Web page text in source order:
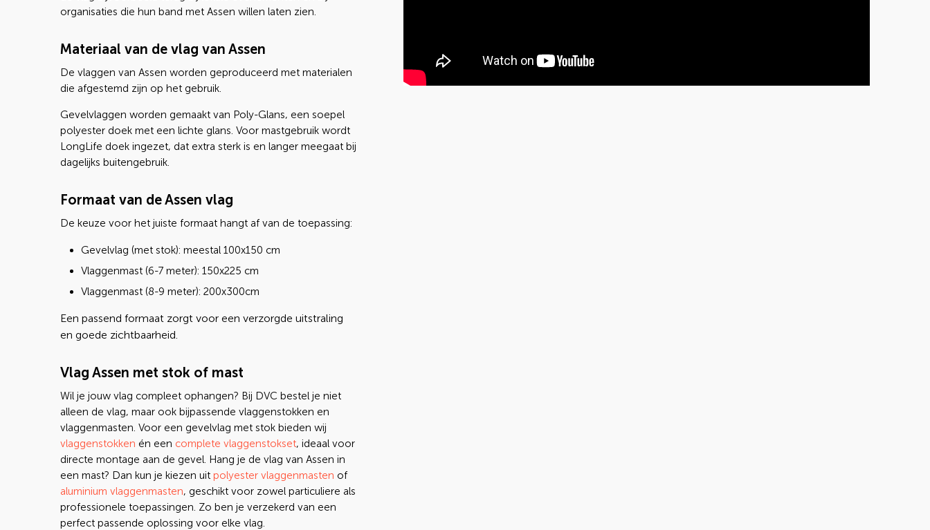
organisaties die hun band met Assen willen laten zien.
Materiaal van de vlag van Assen
De vlaggen van Assen worden geproduceerd met materialen
die afgestemd zijn op het gebruik.
Gevelvlaggen worden gemaakt van Poly-Glans, een soepel
polyester doek met een lichte glans. Voor mastgebruik wordt
LongLife doek ingezet, dat extra sterk is en langer meegaat bij
dagelijks buitengebruik.
Formaat van de Assen vlag
De keuze voor het juiste formaat hangt af van de toepassing:
Gevelvlag (met stok): meestal 100x150 cm
Vlaggenmast (6-7 meter): 150x225 cm
Vlaggenmast (8-9 meter): 200x300cm
Een passend formaat zorgt voor een verzorgde uitstraling
en goede zichtbaarheid.
Vlag Assen met stok of mast
Wil je jouw vlag compleet ophangen? Bij DVC bestel je niet
alleen de vlag, maar ook bijpassende vlaggenstokken en
vlaggenmasten. Voor een gevelvlag met stok bieden wij
vlaggenstokken én een complete vlaggenstokset, ideaal voor
directe montage aan de gevel. Hang je de vlag van Assen in
een mast? Dan kun je kiezen uit polyester vlaggenmasten of
aluminium vlaggenmasten, geschikt voor zowel particuliere als
professionele toepassingen. Zo ben je verzekerd van een
perfect passende oplossing voor elke vlag.